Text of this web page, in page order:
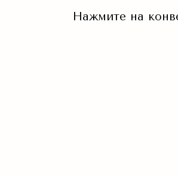
Нажмите на